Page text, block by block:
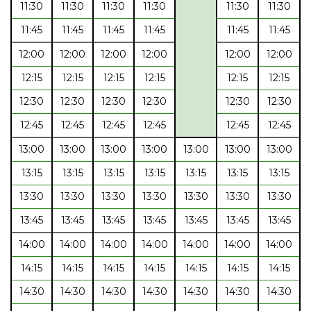
11:30
11:30 11:30 11:30 11:30
11:30
11:45
11:45 11:45 11:45 11:45
11:45
12:00
12:00 12:00 12:00 12:00
12:00
12:15
12:15 12:15 12:15 12:15
12:15
12:30
12:30 12:30 12:30 12:30
12:30
12:45
12:45 12:45 12:45 12:45
12:45
13:00
13:00 13:00 13:00 13:00 13:00
13:00
13:15
13:15 13:15 13:15 13:15 13:15
13:15
13:30
13:30 13:30 13:30 13:30 13:30
13:30
13:45
13:45 13:45 13:45 13:45 13:45
13:45
14:00
14:00 14:00 14:00 14:00 14:00
14:00
14:15
14:15 14:15 14:15 14:15 14:15
14:15
14:30
14:30 14:30 14:30 14:30 14:30
14:30